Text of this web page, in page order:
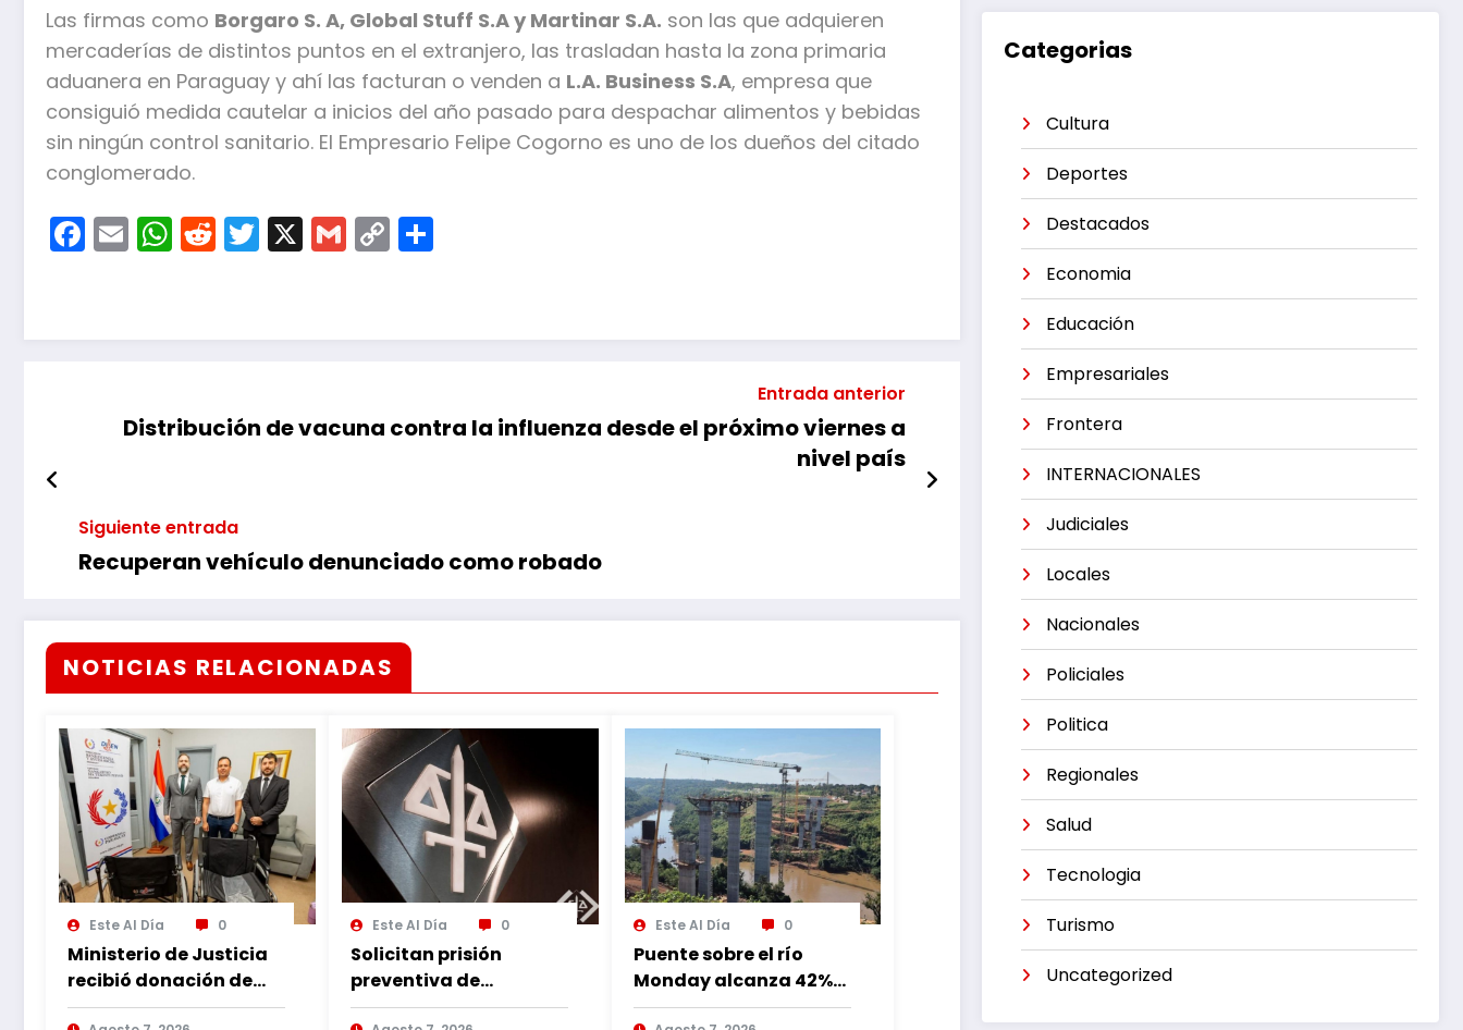
Las firmas como Borgaro S. A, Global Stuff S.A y Martinar S.A. son las que adquieren
mercaderías de distintos puntos en el extranjero, las trasladan hasta la zona primaria
aduanera en Paraguay y ahí las facturan o venden a L.A. Business S.A, empresa que
consiguió medida cautelar a inicios del año pasado para despachar alimentos y bebidas
sin ningún control sanitario. El Empresario Felipe Cogorno es uno de los dueños del citado
conglomerado.
Facebook
EmailWhatsApp
Reddit
Twitter
X Gmail
Copy
Link
Entrada anterior
Distribución de vacuna contra la influenza desde el próximo viernes a
nivel país
Siguiente entrada
Recuperan vehículo denunciado como robado
NOTICIAS RELACIONADAS
Este Al Día 0
Ministerio de Justicia
recibió donación de
sillas de ruedas para
Este Al Día 0
Solicitan prisión
preventiva de
imputado por
Este Al Día 0
Puente sobre el río
Monday alcanza 42%
de avance con
Categorias
Cultura
Deportes
Destacados
Economia
Educación
Empresariales
Frontera
INTERNACIONALES
Judiciales
Locales
Nacionales
Policiales
Politica
Regionales
Salud
Tecnologia
Turismo
Uncategorized